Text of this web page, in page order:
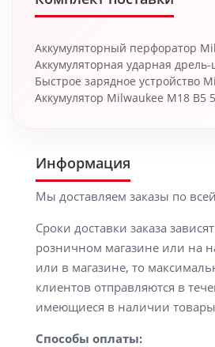
Аккумуляторный перфоратор
Аккумуляторная ударная
Быстрое зарядное устройство
Аккумулятор Milwaukee M18 B5
Информация
Мы доставляем заказы по
Сроки доставки заказа
розничном магазине или на
или в магазине, то
клиентов отправляются в
имеющиеся в наличии
Способы оплаты: